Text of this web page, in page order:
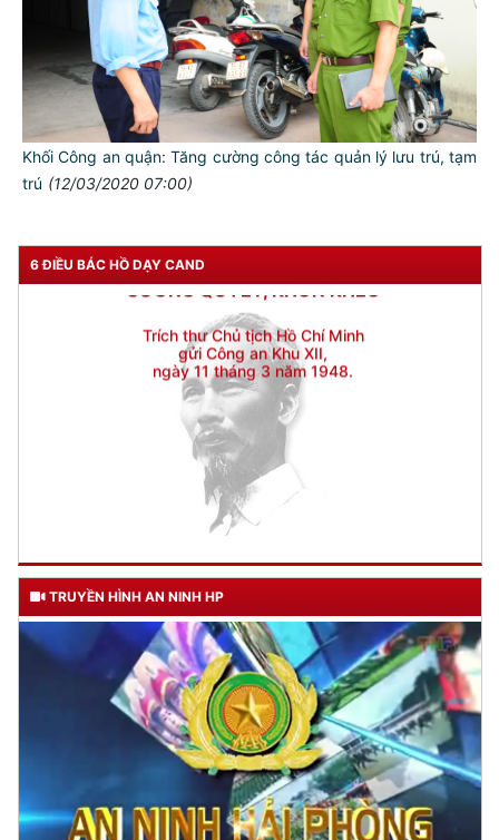
Khối Công an quận: Tăng cường công tác quản lý lưu trú, tạm
trú (12/03/2020 07:00)
6 ĐIỀU BÁC HỒ DẠY CAND
Đối với chính phủ, phải
TUYỆT ĐỐI TRUNG THÀNH
Đối với nhân dân, phải
KÍNH TRỌNG LỄ PHÉP
Đối với công việc, phải
TẬN TỤY
Đối với địch, phải
Trích thư Chủ tịch Hồ Chí Minh
ngày 11 tháng 3 năm 1948.
TRUYỀN HÌNH AN NINH HP